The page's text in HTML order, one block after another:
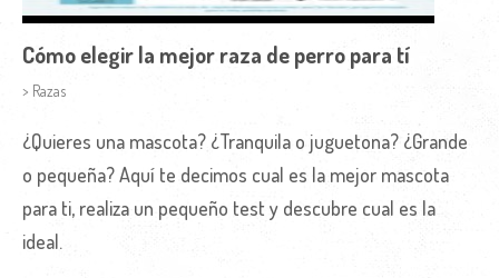
Cómo elegir la mejor raza de perro para tí
> Razas
¿Quieres una mascota? ¿Tranquila o juguetona? ¿Grande
o pequeña? Aquí te decimos cual es la mejor mascota
para ti, realiza un pequeño test y descubre cual es la
ideal.